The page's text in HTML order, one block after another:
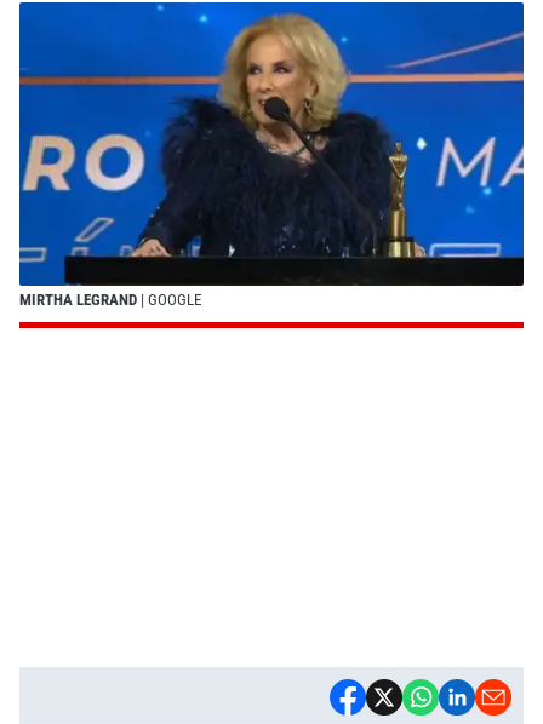
MIRTHA LEGRAND | GOOGLE